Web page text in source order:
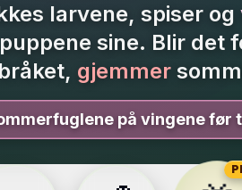
larvene, spiser og
sine. Blir det
gjemmer
på vingene før